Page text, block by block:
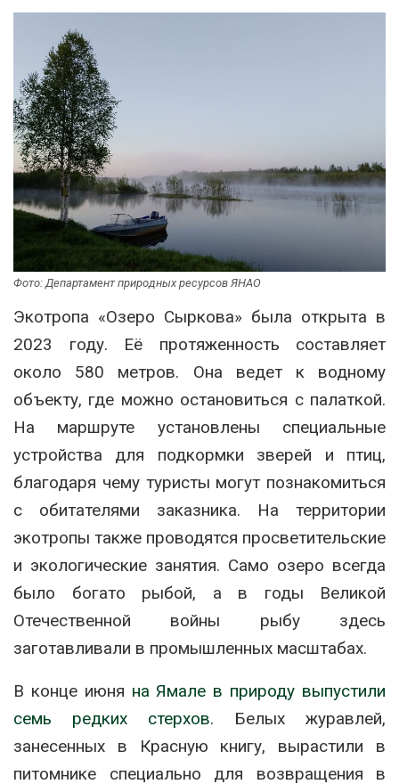
Фото: Департамент природных ресурсов ЯНАО
Экотропа «Озеро Сыркова» была открыта в
2023 году. Её протяженность составляет
около 580 метров. Она ведет к водному
объекту, где можно остановиться с палаткой.
На маршруте установлены специальные
устройства для подкормки зверей и птиц,
благодаря чему туристы могут познакомиться
с обитателями заказника. На территории
экотропы также проводятся просветительские
и экологические занятия. Само озеро всегда
было богато рыбой, а в годы Великой
Отечественной войны рыбу здесь
заготавливали в промышленных масштабах.
В конце июня на Ямале в природу выпустили
семь редких стерхов. Белых журавлей,
занесенных в Красную книгу, вырастили в
питомнике специально для возвращения в